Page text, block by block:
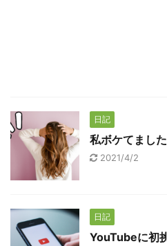
日記
私ボケてまし
2021/4/2
日記
YouTubeに初